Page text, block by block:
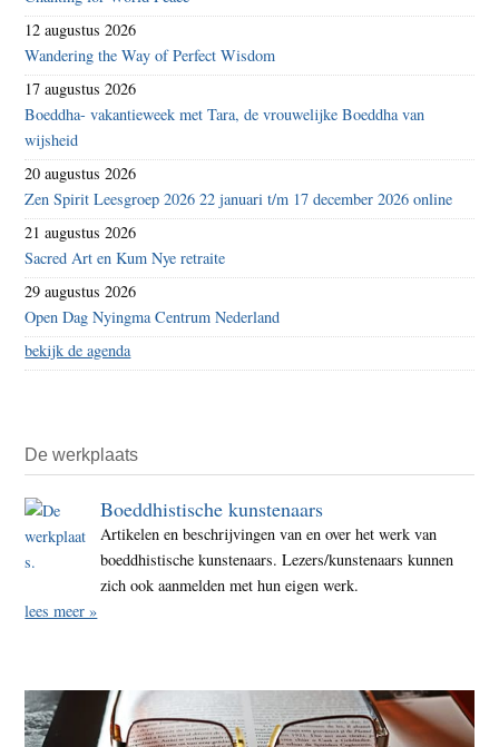
12 augustus 2026
Wandering the Way of Perfect Wisdom
17 augustus 2026
Boeddha- vakantieweek met Tara, de vrouwelijke Boeddha van
wijsheid
20 augustus 2026
Zen Spirit Leesgroep 2026 22 januari t/m 17 december 2026 online
21 augustus 2026
Sacred Art en Kum Nye retraite
29 augustus 2026
Open Dag Nyingma Centrum Nederland
bekijk de agenda
De werkplaats
Boeddhistische kunstenaars
Artikelen en beschrijvingen van en over het werk van
boeddhistische kunstenaars. Lezers/kunstenaars kunnen
zich ook aanmelden met hun eigen werk.
lees meer »